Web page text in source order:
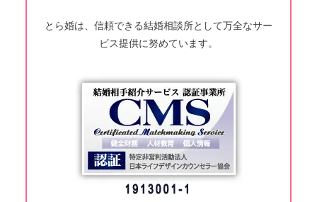
とら婚は、信頼できる結婚相談所として万全なサー
ビス提供に努めています。